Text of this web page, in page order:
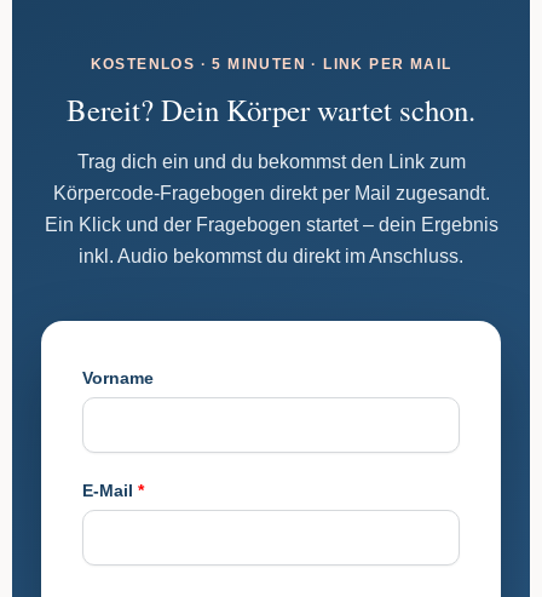
KOSTENLOS · 5 MINUTEN · LINK PER MAIL
Bereit? Dein Körper wartet schon.
Trag dich ein und du bekommst den Link zum
Körpercode-Fragebogen direkt per Mail zugesandt.
Ein Klick und der Fragebogen startet – dein Ergebnis
inkl. Audio bekommst du direkt im Anschluss.
Vorname
E-Mail *